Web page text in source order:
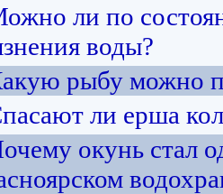
ли по
воды?
рыбу можно
ли ерша
окунь стал